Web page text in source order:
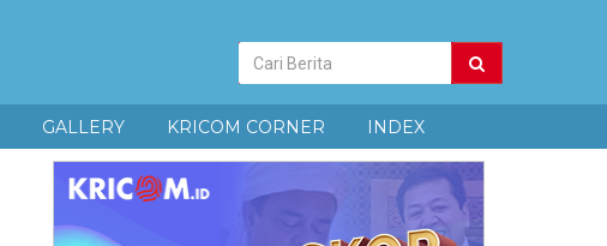
Pencarian
Berita
GALLERY KRICOM CORNER INDEX